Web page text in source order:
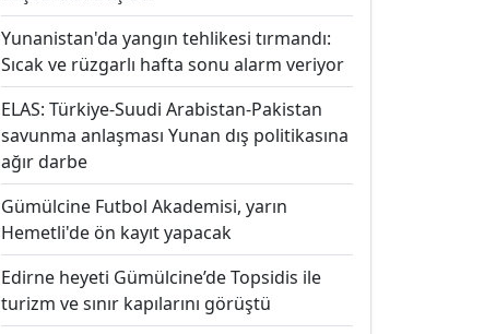
Yunanistan'da yangın tehlikesi tırmandı:
Sıcak ve rüzgarlı hafta sonu alarm veriyor
ELAS: Türkiye-Suudi Arabistan-Pakistan
savunma anlaşması Yunan dış politikasına
ağır darbe
Gümülcine Futbol Akademisi, yarın
Hemetli'de ön kayıt yapacak
Edirne heyeti Gümülcine’de Topsidis ile
turizm ve sınır kapılarını görüştü